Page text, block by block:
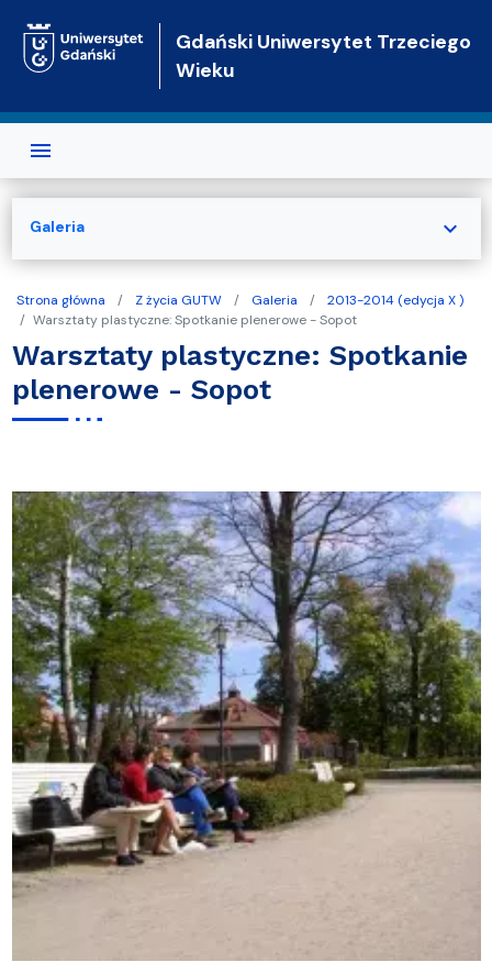
Gdański Uniwersytet Trzeciego
Wieku
Strona główna Z życia GUTW Galeria
2013-2014 (edycja X )
Warsztaty plastyczne: Spotkanie plenerowe - Sopot
Warsztaty plastyczne: Spotkanie
plenerowe - Sopot
Galeria expand_more